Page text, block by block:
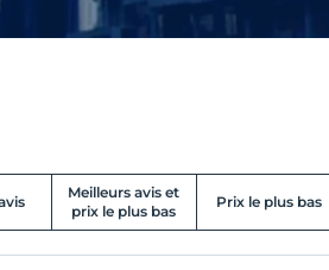
Meilleurs avis et
prix le plus bas
Prix le plus bas